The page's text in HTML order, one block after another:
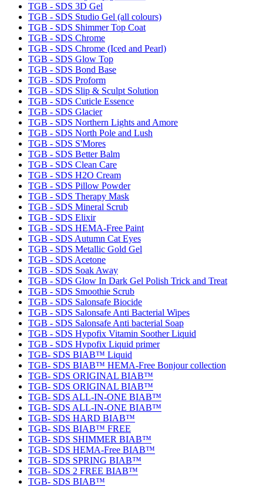
TGB - SDS 3D Gel
TGB - SDS Studio Gel (all colours)
TGB - SDS Shimmer Top Coat
TGB - SDS Chrome
TGB - SDS Chrome (Iced and Pearl)
TGB - SDS Glow Top
TGB - SDS Bond Base
TGB - SDS Proform
TGB - SDS Slip & Sculpt Solution
TGB - SDS Cuticle Essence
TGB - SDS Glacier
TGB - SDS Northern Lights and Amore
TGB - SDS North Pole and Lush
TGB - SDS S'Mores
TGB - SDS Better Balm
TGB - SDS Clean Care
TGB - SDS H2O Cream
TGB - SDS Pillow Powder
TGB - SDS Therapy Mask
TGB - SDS Mineral Scrub
TGB - SDS Elixir
TGB - SDS HEMA-Free Paint
TGB - SDS Autumn Cat Eyes
TGB - SDS Metallic Gold Gel
TGB - SDS Acetone
TGB - SDS Soak Away
TGB - SDS Glow In Dark Gel Polish Trick and Treat
TGB - SDS Smoothie Scrub
TGB - SDS Salonsafe Biocide
TGB - SDS Salonsafe Anti Bacterial Wipes
TGB - SDS Salonsafe Anti bacterial Soap
TGB - SDS Hypofix Vitamin Soother Liquid
TGB - SDS Hypofix Liquid primer
TGB- SDS BIAB™ Liquid
TGB- SDS BIAB™ HEMA-Free Bonjour collection
TGB- SDS ORIGINAL BIAB™
TGB- SDS ORIGINAL BIAB™
TGB- SDS ALL-IN-ONE BIAB™
TGB- SDS ALL-IN-ONE BIAB™
TGB- SDS HARD BIAB™
TGB- SDS BIAB™ FREE
TGB- SDS SHIMMER BIAB™
TGB- SDS HEMA-Free BIAB™
TGB- SDS SPRING BIAB™
TGB- SDS 2 FREE BIAB™
TGB- SDS BIAB™